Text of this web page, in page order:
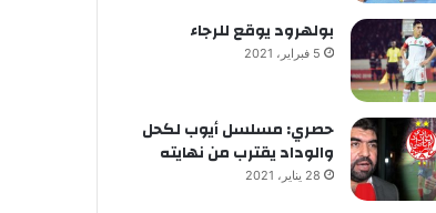
بولهرود يوقع للرجاء
5 فبراير، 2021
حصري: مسلسل أيوب لكحل
والوداد يقترب من نهايته
28 يناير، 2021